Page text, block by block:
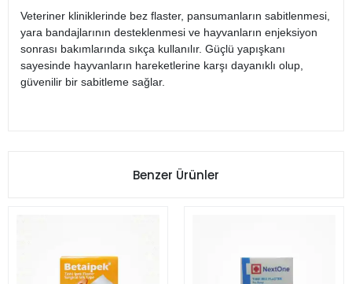
Veteriner kliniklerinde bez flaster, pansumanların sabitlenmesi,
yara bandajlarının desteklenmesi ve hayvanların enjeksiyon
sonrası bakımlarında sıkça kullanılır. Güçlü yapışkanı
sayesinde hayvanların hareketlerine karşı dayanıklı olup,
güvenilir bir sabitleme sağlar.
Benzer Ürünler